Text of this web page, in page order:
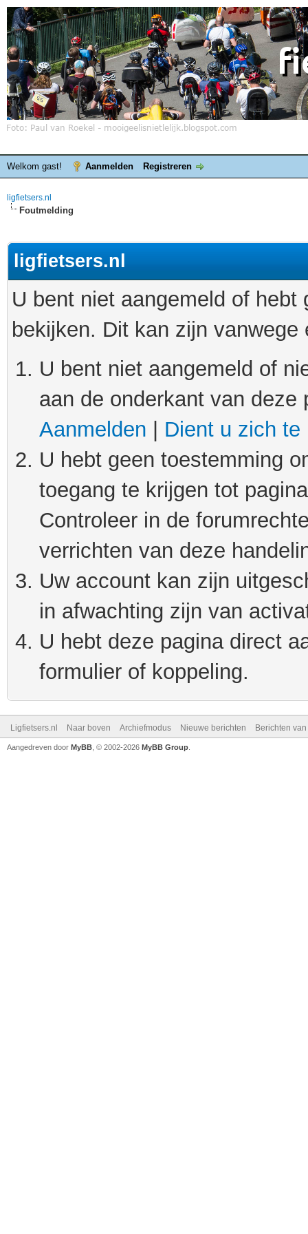
Welkom gast! Aanmelden Registreren
ligfietsers.nl
Foutmelding
ligfietsers.nl
U bent niet aangemeld of
bekijken. Dit kan zijn
U bent niet aangemeld of
aan de onderkant van
Aanmelden
Dient u zich te
U hebt geen toestemming
toegang te krijgen tot
Controleer in de
verrichten van deze
Uw account kan zijn
in afwachting zijn van
U hebt deze pagina direct
formulier of koppeling.
Ligfietsers.nl Naar boven Archiefmodus Nieuwe berichten Berichten
Aangedreven door MyBB , © 2002-2026 MyBB Group